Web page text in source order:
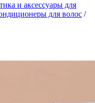
и аксессуары для
для волос /